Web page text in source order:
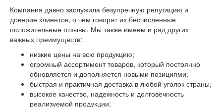
Компания давно заслужила безупречную репутацию и
доверие клиентов, о чем говорят их бесчисленные
положительные отзывы. Мы также имеем и ряд других
важных преимуществ:
низкие цены на всю продукцию;
огромный ассортимент товаров, который постоянно
обновляется и дополняется новыми позициями;
быстрая и практичная доставка в любой уголок страны;
высокое качество, надежность и долговечность
реализуемой продукции;